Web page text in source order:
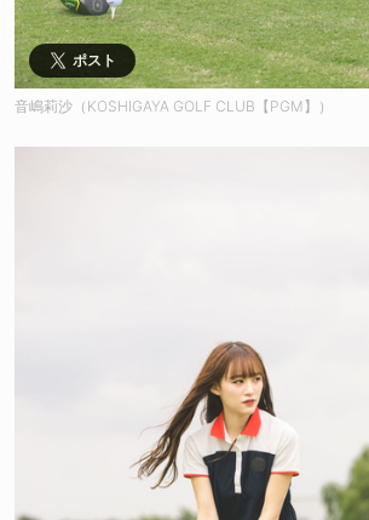
ポスト
音嶋莉沙（KOSHIGAYA GOLF CLUB【PGM】）